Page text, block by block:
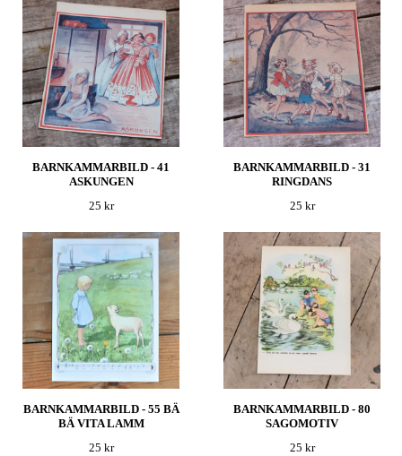
BARNKAMMARBILD - 41
ASKUNGEN
25 kr
BARNKAMMARBILD - 31
RINGDANS
25 kr
BARNKAMMARBILD - 55 BÄ
BÄ VITA LAMM
25 kr
BARNKAMMARBILD - 80
SAGOMOTIV
25 kr